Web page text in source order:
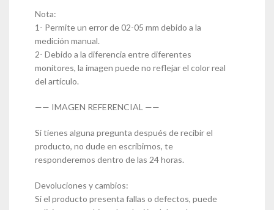
Nota:
1- Permite un error de 02-05 mm debido a la
medición manual.
2- Debido a la diferencia entre diferentes
monitores, la imagen puede no reflejar el color real
del artículo.
—— IMAGEN REFERENCIAL ——
Si tienes alguna pregunta después de recibir el
producto, no dude en escribirnos, te
responderemos dentro de las 24 horas.
Devoluciones y cambios:
Si el producto presenta fallas o defectos, puede